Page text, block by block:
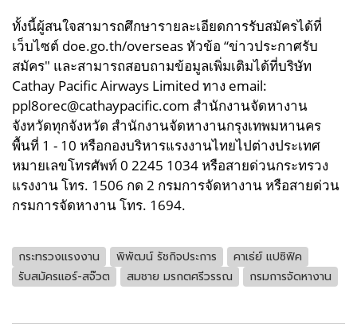
ทั้งนี้ผู้สนใจสามารถศึกษารายละเอียดการรับสมัครได้ที่
เว็บไซต์ doe.go.th/overseas หัวข้อ “ข่าวประกาศรับ
สมัคร" และสามารถสอบถามข้อมูลเพิ่มเติมได้ที่บริษัท
Cathay Pacific Airways Limited ทาง email:
ppl8orec@cathaypacific.com สำนักงานจัดหางาน
จังหวัดทุกจังหวัด สำนักงานจัดหางานกรุงเทพมหานคร
พื้นที่ 1 - 10 หรือกองบริหารแรงงานไทยไปต่างประเทศ
หมายเลขโทรศัพท์ 0 2245 1034 หรือสายด่วนกระทรวง
แรงงาน โทร. 1506 กด 2 กรมการจัดหางาน หรือสายด่วน
กรมการจัดหางาน โทร. 1694.
กระทรวงแรงงาน พิพัฒน์ รัชกิจประการ
คาเธ่ย์ แปซิฟิค
รับสมัครแอร์-สจ๊วต
สมชาย มรกตศรีวรรณ กรมการจัดหางาน